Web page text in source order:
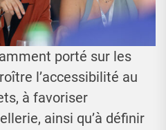
porté sur les
l’accessibilité au
à favoriser
ainsi qu’à définir